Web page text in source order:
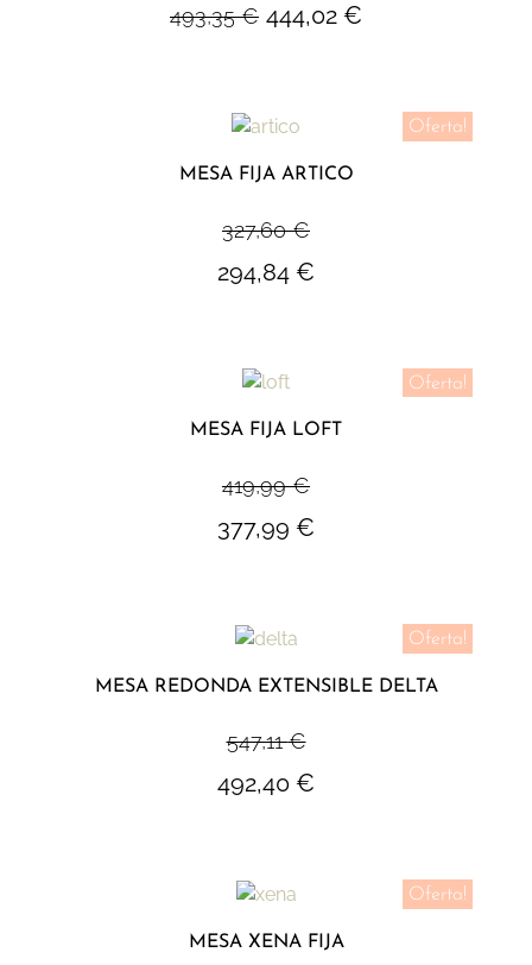
493,35€ 444,02 €
Oferta!
MESA FIJA ARTICO
327,60€
294,84 €
Oferta!
MESA FIJA LOFT
419,99€
377,99 €
Oferta!
MESA REDONDA EXTENSIBLE DELTA
547,11€
492,40 €
Oferta!
MESA XENA FIJA